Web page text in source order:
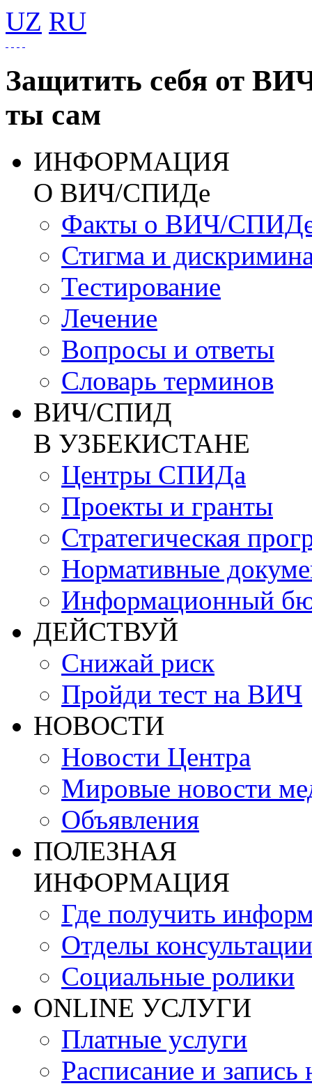
UZ RU
Защитить себя от
ты сам
ИНФОРМАЦИЯ
О ВИЧ/СПИДе
Факты о ВИЧ/
Стигма и
Тестирование
Лечение
Вопросы и ответы
Словарь терминов
ВИЧ/СПИД
В УЗБЕКИСТАНЕ
Центры СПИДа
Проекты и гранты
Стратегическая
Нормативные
Информационный
ДЕЙСТВУЙ
Снижай риск
Пройди тест на ВИЧ
НОВОСТИ
Новости Центра
Мировые новости
Объявления
ПОЛЕЗНАЯ
ИНФОРМАЦИЯ
Где получить
Отделы консультации
Социальные ролики
ONLINE УСЛУГИ
Платные услуги
Расписание и запись